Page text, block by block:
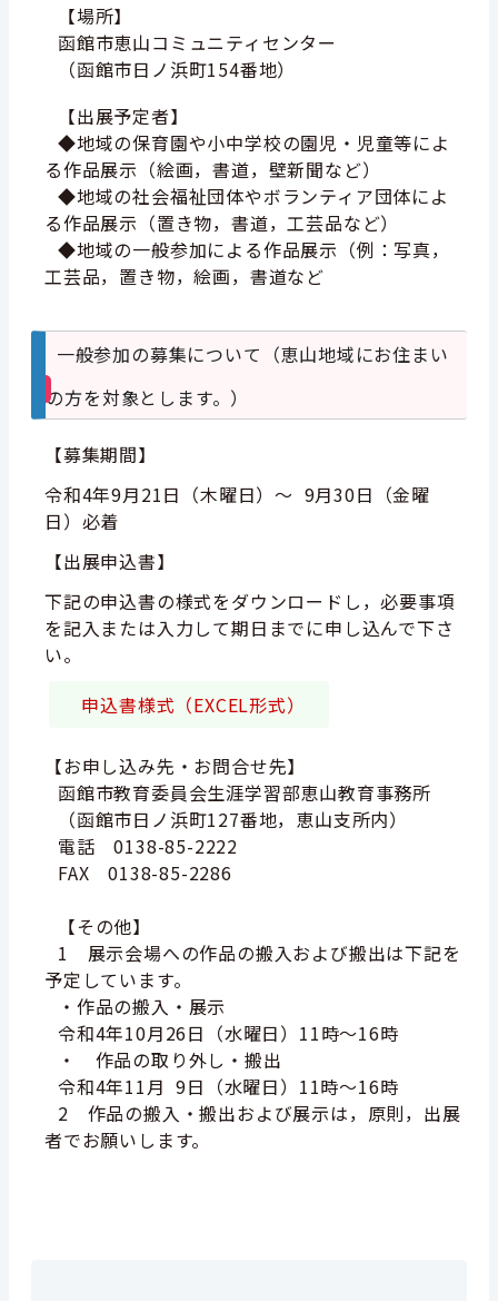
【場所】
函館市恵山コミュニティセンター
（函館市日ノ浜町154番地）
【出展予定者】
◆地域の保育園や小中学校の園児・児童等によ
る作品展示（絵画，書道，壁新聞など）
◆地域の社会福祉団体やボランティア団体によ
る作品展示（置き物，書道，工芸品など）
◆地域の一般参加による作品展示（例：写真，
工芸品，置き物，絵画，書道など
一般参加の募集について（恵山地域にお住まい
の方を対象とします。）
【募集期間】
令和4年9月21日（木曜日）～ 9月30日（金曜
日）必着
【出展申込書】
下記の申込書の様式をダウンロードし，必要事項
を記入または入力して期日までに申し込んで下さ
い。
申込書様式（EXCEL形式）
【お申し込み先・お問合せ先】
函館市教育委員会生涯学習部恵山教育事務所
（函館市日ノ浜町127番地，恵山支所内）
電話 0138-85-2222
FAX 0138-85-2286
【その他】
1 展示会場への作品の搬入および搬出は下記を
予定しています。
・作品の搬入・展示
令和4年10月26日（水曜日）11時～16時
・ 作品の取り外し・搬出
令和4年11月 9日（水曜日） 11時～16時
2 作品の搬入・搬出および展示は，原則，出展
者でお願いします。